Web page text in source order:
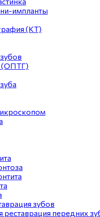
импланты
(КТ)
(ОПТГ)
зубов
реставрация передних